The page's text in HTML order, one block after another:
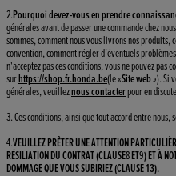
2.Pourquoi devez-vous en prendre
générales avant de passer une commande chez
sommes, comment nous vous livrons nos
convention, comment régler d’éventuels
n'acceptez pas ces conditions, vous ne pouvez pas
surhttps://shop.fr.honda.be(le «Site web»). Si
générales, veuilleznous contacterpour en
3. Ces conditions, ainsi que tout accord entre nous,
4.VEUILLEZ PRÊTER UNE ATTENTION
RÉSILIATION DU CONTRAT (CLAUSE8ET9) ET À
DOMMAGE QUE VOUS SUBIRIEZ (CLAUSE 13).